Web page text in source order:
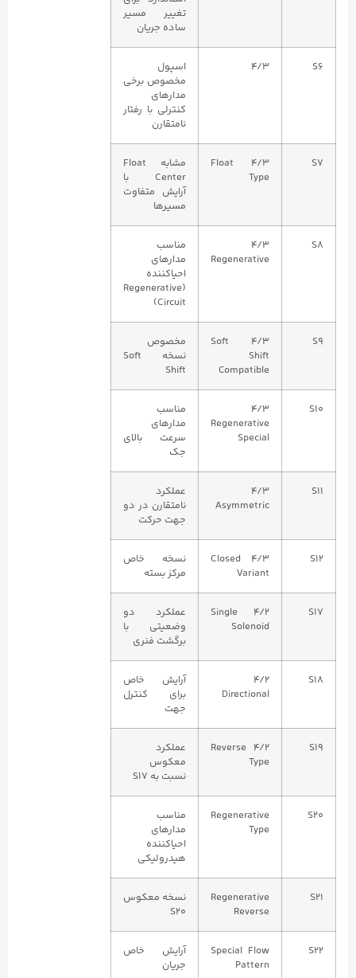
تغییر مسیر
ساده جریان
S6
4/3
اسپول
مخصوص برخی
مدارهای
کنترلی با رفتار
نامتقارن
S7
4/3 Float
Type
مشابه Float
Center با
آرایش متفاوت
مسیرها
S8
4/3
Regenerative
مناسب
مدارهای
احیاکننده
(Regenerative
Circuit)
S9
4/3 Soft
Shift
Compatible
مخصوص
نسخه Soft
Shift
S10
4/3
Regenerative
Special
مناسب
مدارهای
سرعت بالای
جک
S11
4/3
Asymmetric
عملکرد
نامتقارن در دو
جهت حرکت
S12
4/3 Closed
Variant
نسخه خاص
مرکز بسته
S17
4/2 Single
Solenoid
عملکرد دو
وضعیتی با
برگشت فنری
S18
4/2
Directional
آرایش خاص
برای کنترل
جهت
S19
4/2 Reverse
Type
عملکرد
معکوس
نسبت به S17
S20
Regenerative
Type
مناسب
مدارهای
احیاکننده
هیدرولیکی
S21
Regenerative
Reverse
نسخه معکوس
S20
S22
Special Flow
Pattern
آرایش خاص
جریان